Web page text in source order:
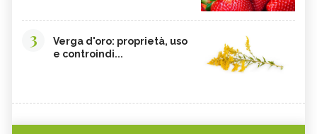
3
Verga d'oro: proprietà, uso
e controindi...